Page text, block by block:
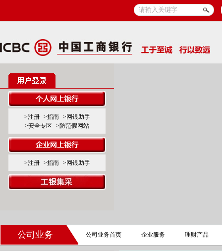
>注册 >指南
>网银助手
>安全专区
>防范假网站
>注册 >指南 >网银助手
公司业务 公司业务首页 企业服务 理财产品